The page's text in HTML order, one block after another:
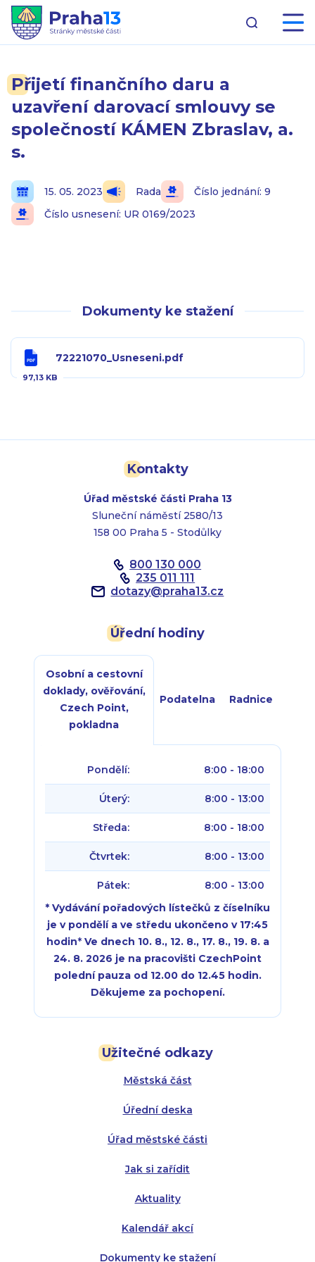
Přijetí finančního daru a
uzavření darovací smlouvy se
společností KÁMEN Zbraslav, a.
s.
15. 05. 2023 Rada
Číslo jednání: 9
Číslo usnesení: UR 0169/2023
Dokumenty ke stažení
72221070_Usneseni.pdf
97,13 KB
Kontakty
Úřad městské části Praha 13
Sluneční náměstí 2580/13
158 00 Praha 5 - Stodůlky
800 130 000
235 011 111
dotazy@praha13.cz
Užitečné odkazy
Městská část
Úřední deska
Úřad městské části
Jak si zařídit
Aktuality
Kalendář akcí
Dokumenty ke stažení
Úřední hodiny
Osobní a cestovní
doklady, ověřování,
Czech Point,
pokladna
Podatelna Radnice
Pondělí: 8:00 - 18:00
Úterý: 8:00 - 13:00
Středa: 8:00 - 18:00
Čtvrtek: 8:00 - 13:00
Pátek:
8:00 - 13:00
* Vydávání pořadových lístečků z číselníku
je v pondělí a ve středu ukončeno v 17:45
hodin* Ve dnech 10. 8., 12. 8., 17. 8., 19. 8. a
24. 8. 2026 je na pracovišti CzechPoint
polední pauza od 12.00 do 12.45 hodin.
Děkujeme za pochopení.
Úterý:
Středa:
Čtvrtek:
Pátek:
Úterý:
Středa:
Čtvrtek: